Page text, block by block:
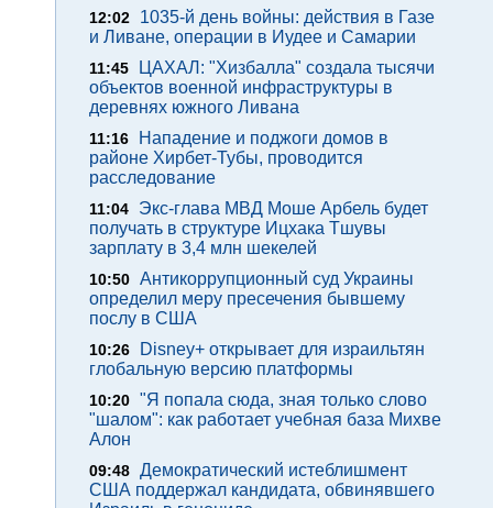
12:02
1035-й день войны: действия в Газе
и Ливане, операции в Иудее и Самарии
11:45
ЦАХАЛ: "Хизбалла" создала тысячи
объектов военной инфраструктуры в
деревнях южного Ливана
11:16
Нападение и поджоги домов в
районе Хирбет-Тубы, проводится
расследование
11:04
Экс-глава МВД Моше Арбель будет
получать в структуре Ицхака Тшувы
зарплату в 3,4 млн шекелей
10:50 Антикоррупционный суд Украины
определил меру пресечения бывшему
послу в США
10:26
Disney+ открывает для израильтян
глобальную версию платформы
10:20 "Я попала сюда, зная только слово
"шалом": как работает учебная база Михве
Алон
09:48 Демократический истеблишмент
США поддержал кандидата, обвинявшего